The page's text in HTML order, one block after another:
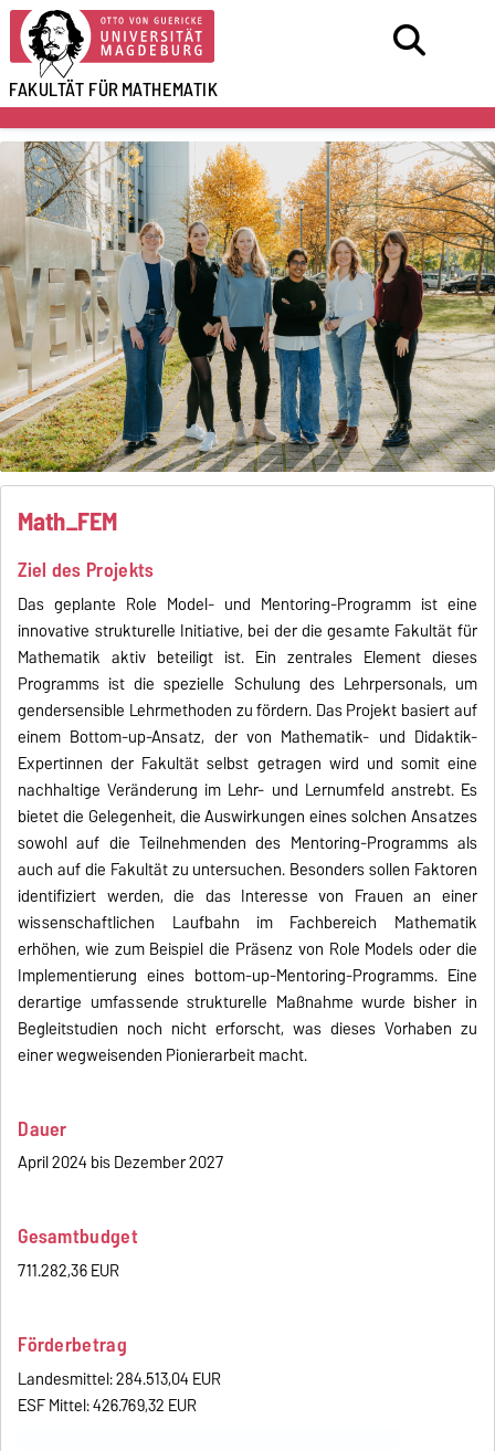
FAKULTÄT FÜRMATHEMATIK
Math_FEM
Ziel des Projekts
Das geplante Role Model- und Mentoring-Programm ist eine
innovative strukturelle Initiative, bei der die gesamte Fakultät für
Mathematik aktiv beteiligt ist. Ein zentrales Element dieses
Programms ist die spezielle Schulung des Lehrpersonals, um
gendersensible Lehrmethoden zu fördern. Das Projekt basiert auf
einem Bottom-up-Ansatz, der von Mathematik- und Didaktik-
Expertinnen der Fakultät selbst getragen wird und somit eine
nachhaltige Veränderung im Lehr- und Lernumfeld anstrebt. Es
bietet die Gelegenheit, die Auswirkungen eines solchen Ansatzes
sowohl auf die Teilnehmenden des Mentoring-Programms als
auch auf die Fakultät zu untersuchen. Besonders sollen Faktoren
identifiziert werden, die das Interesse von Frauen an einer
wissenschaftlichen Laufbahn im Fachbereich Mathematik
erhöhen, wie zum Beispiel die Präsenz von Role Models oder die
Implementierung eines bottom-up-Mentoring-Programms. Eine
derartige umfassende strukturelle Maßnahme wurde bisher in
Begleitstudien noch nicht erforscht, was dieses Vorhaben zu
einer wegweisenden Pionierarbeit macht.
Dauer
April 2024 bis Dezember 2027
Gesamtbudget
711.282,36 EUR
Förderbetrag
Landesmittel: 284.513,04 EUR
ESF Mittel: 426.769,32 EUR